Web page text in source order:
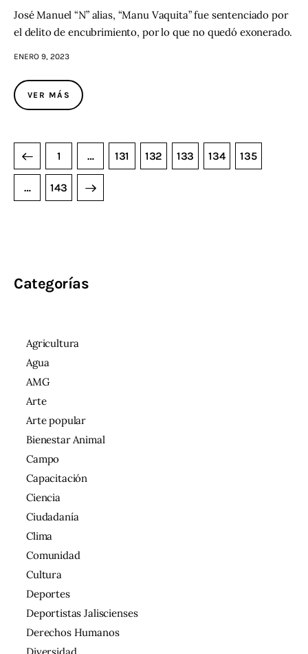
José Manuel “N” alias, “Manu Vaquita” fue sentenciado por
el delito de encubrimiento, por lo que no quedó exonerado.
ENERO 9, 2023
VER MÁS
1 … 131 132 133 134 135
… 143
>
Categorías
Agricultura
Agua
AMG
Arte
Arte popular
Bienestar Animal
Campo
Capacitación
Ciencia
Ciudadanía
Clima
Comunidad
Cultura
Deportes
Deportistas Jaliscienses
Derechos Humanos